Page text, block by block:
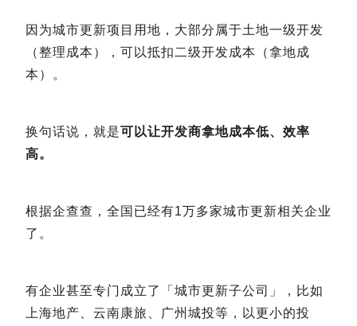
因为城市更新项目用地，大部分属于土地一级开发
（整理成本），可以抵扣二级开发成本（拿地成
本）。
换句话说，就是可以让开发商拿地成本低、效率
高。
根据企查查，全国已经有1万多家城市更新相关企业
了。
有企业甚至专门成立了「城市更新子公司」，比如
上海地产、云南康旅、广州城投等，以更小的投